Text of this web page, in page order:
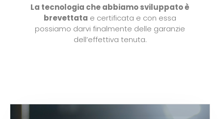
La tecnologia che abbiamo sviluppato è
brevettata e certificata e con essa
possiamo darvi finalmente delle garanzie
dell’effettiva tenuta.